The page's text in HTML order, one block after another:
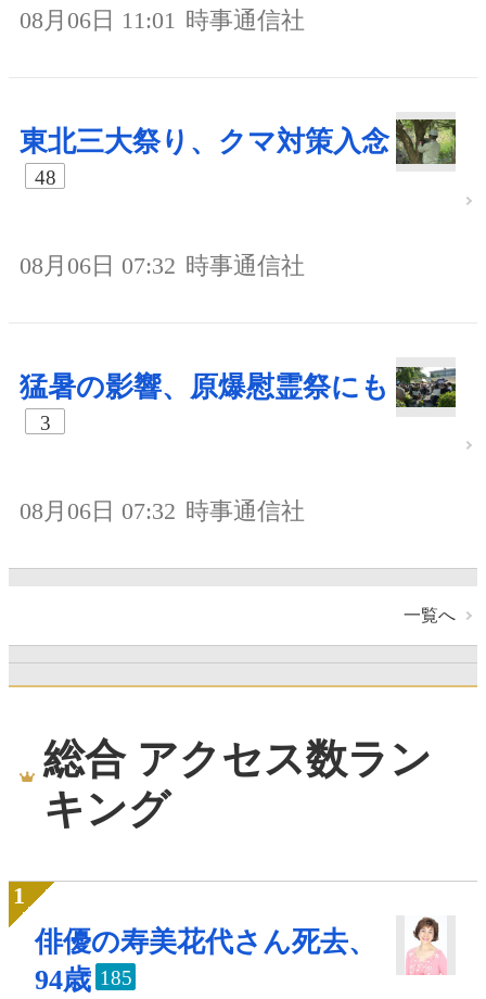
08月06日 11:01 時事通信社
東北三大祭り、クマ対策入念
48
08月06日 07:32 時事通信社
猛暑の影響、原爆慰霊祭にも
3
08月06日 07:32 時事通信社
一覧へ
総合 アクセス数ラン
キング
俳優の寿美花代さん死去、
94歳 185